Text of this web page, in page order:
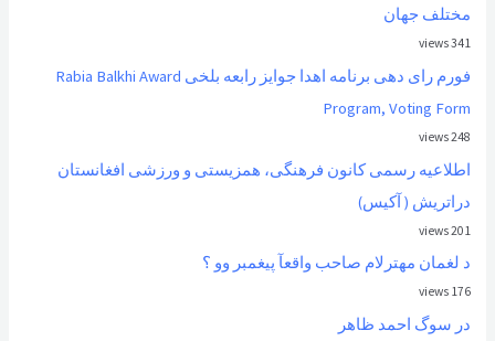
مختلف جهان
341 views
فورم رای دهی برنامه اهدا جوایز رابعه بلخی Rabia Balkhi Award
Program, Voting Form
248 views
اطلاعیه رسمی کانون فرهنگی، همزیستی و ورزشی افغانستان
دراتریش ( آکیس)
201 views
د لغمان مهترلام صاحب واقعآ پیغمبر وو ؟
176 views
در سوگ احمد ظاهر